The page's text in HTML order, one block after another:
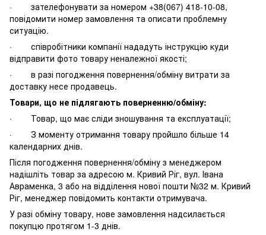
· зателефонувати за номером +38(067) 418-10-08,
повідомити номер замовлення та описати проблемну
ситуацію.
· співробітники компанії нададуть інструкцію куди
відправити фото товару неналежної якості;
· в разі погодження повернення/обміну витрати за
доставку несе продавець.
Товари, що не підлягають поверненню/обміну:
· Товар, що має сліди зношування та експлуатації;
· З моменту отримання товару пройшло більше 14
календарних днів.
Після погодження повернення/обміну з менеджером
надішліть товар за адресою м. Кривий Ріг, вул. Івана
Авраменка, 3 або на відділення нової пошти №32 м. Кривий
Ріг, менеджер повідомить контакти отримувача.
У разі обміну товару, нове замовлення надсилається
покупцю протягом 1-3 днів.